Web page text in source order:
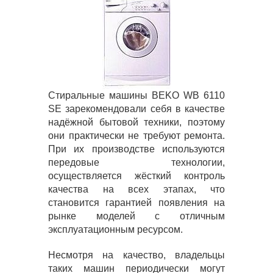
Стиральные машины BEKO WB 6110
SE зарекомендовали себя в качестве
надёжной бытовой техники, поэтому
они практически не требуют ремонта.
При их производстве используются
передовые технологии,
осуществляется жёсткий контроль
качества на всех этапах, что
становится гарантией появления на
рынке моделей с отличным
эксплуатационным ресурсом.
Несмотря на качество, владельцы
таких машин периодически могут